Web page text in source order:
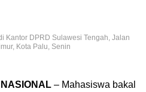
Kantor DPRD Sulawesi Tengah, Jalan
Kota Palu, Senin
– Mahasiswa bakal